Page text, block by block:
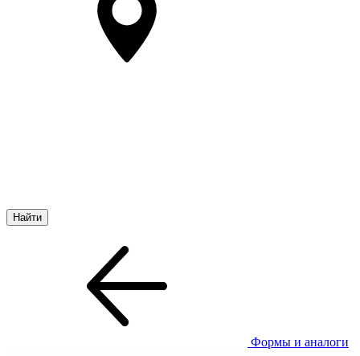
Формы и аналоги